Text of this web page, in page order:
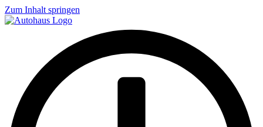
Zum Inhalt springen